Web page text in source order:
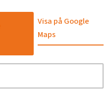
Visa på Google
Maps